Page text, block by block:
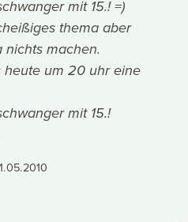
mit 15.! =)
thema aber
machen.
heute um 20 uhr eine
mit 15.!